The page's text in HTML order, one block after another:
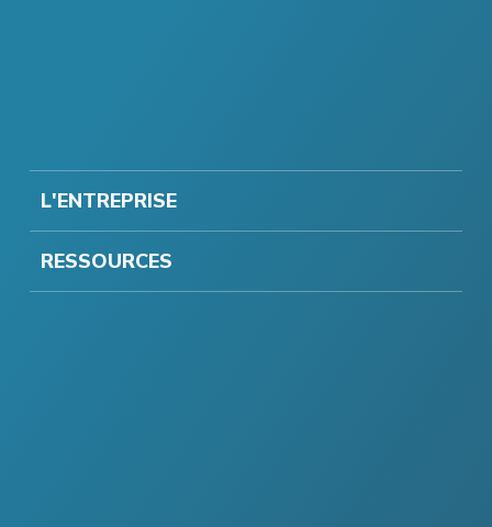
L'ENTREPRISE
RESSOURCES